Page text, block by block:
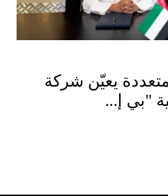
يعيّن شركة
"بي إ...